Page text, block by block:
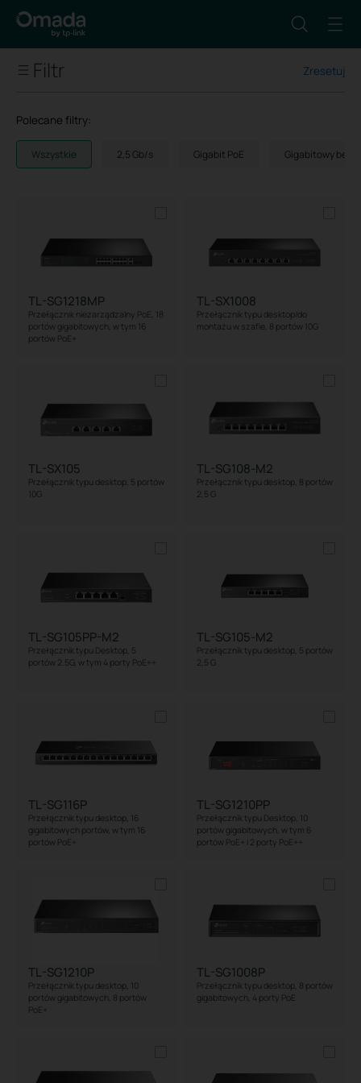
Zresetuj
Filtr
Liczba portów PoE
Montaż
Polecane filtry:
Wszystkie 2,5 Gb/s Gigabit PoE Gigabitowy bez
TL-SG1218MP
Przełącznik niezarządzalny PoE, 18
portów gigabitowych, w tym 16
portów PoE+
TL-SX1008
Przełącznik typu desktop/do
montażu w szafie, 8 portów 10G
TL-SX105
Przełącznik typu desktop, 5 portów
10G
TL-SG108-M2
Przełącznik typu desktop, 8 portów
2,5 G
TL-SG105PP-M2
Przełącznik typu Desktop, 5
portów 2.5G, w tym 4 porty PoE++
TL-SG105-M2
Przełącznik typu desktop, 5 portów
2,5 G
TL-SG116P
Przełącznik typu desktop, 16
gigabitowych portów, w tym 16
portów PoE+
TL-SG1210PP
Przełącznik typu Desktop, 10
portów gigabitowych, w tym 6
portów PoE+ i 2 porty PoE++
TL-SG1210P
Przełącznik typu desktop, 10
portów gigabitowych, 8 portów
PoE+
TL-SG1008P
Przełącznik typu desktop, 8 portów
gigabitowych, 4 porty PoE